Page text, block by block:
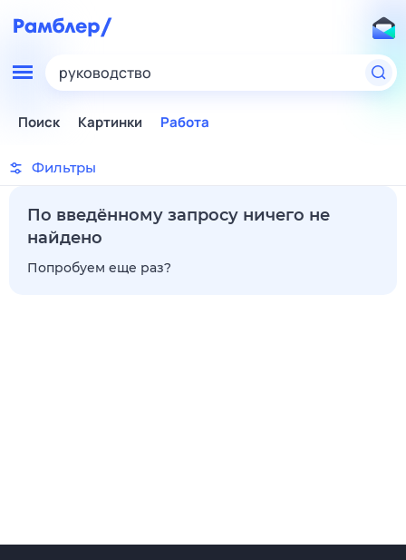
руководство
Поиск Картинки Работа
Фильтры
По введённому запросу ничего не
найдено
Попробуем еще раз?